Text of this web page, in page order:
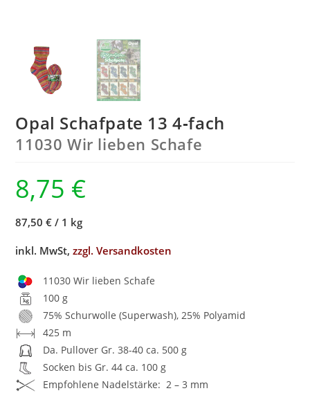
Opal Schafpate 13 4‑fach
11030 Wir lieben Schafe
8,75 €
87,50 € / 1 kg
inkl. MwSt,zzgl. Versandkosten
11030 Wir lieben Schafe
100 g
75% Schurwolle (Superwash), 25% Polyamid
425 m
Da. Pullover Gr. 38-40 ca. 500 g
Socken bis Gr. 44 ca. 100 g
Empfohlene Nadelstärke: 2 – 3 mm